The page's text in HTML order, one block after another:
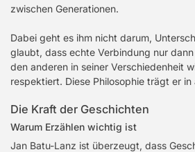
zwischen Generationen.
Dabei geht es ihm nicht darum,
glaubt, dass echte Verbindung nur
den anderen in seiner Verschiedenheit
respektiert. Diese Philosophie trägt er in
Die Kraft der Geschichten
Warum Erzählen wichtig ist
Jan Batu-Lanz ist überzeugt, dass